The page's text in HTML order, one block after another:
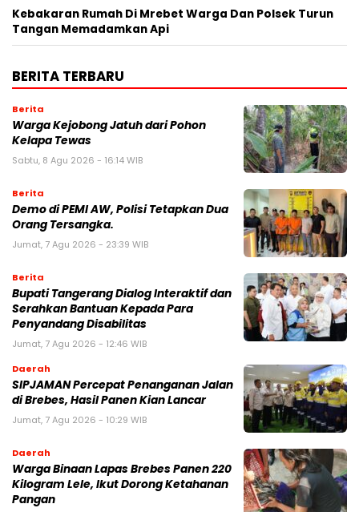
Kebakaran Rumah Di Mrebet Warga Dan Polsek Turun
Tangan Memadamkan Api
BERITA TERBARU
Berita
Warga Kejobong Jatuh dari Pohon
Kelapa Tewas
Sabtu, 8 Agu 2026 - 16:14 WIB
Berita
Demo di PEMI AW, Polisi Tetapkan Dua
Orang Tersangka.
Jumat, 7 Agu 2026 - 23:39 WIB
Berita
Bupati Tangerang Dialog Interaktif dan
Serahkan Bantuan Kepada Para
Penyandang Disabilitas
Jumat, 7 Agu 2026 - 12:46 WIB
Daerah
SIPJAMAN Percepat Penanganan Jalan
di Brebes, Hasil Panen Kian Lancar
Jumat, 7 Agu 2026 - 10:29 WIB
Daerah
Warga Binaan Lapas Brebes Panen 220
Kilogram Lele, Ikut Dorong Ketahanan
Pangan